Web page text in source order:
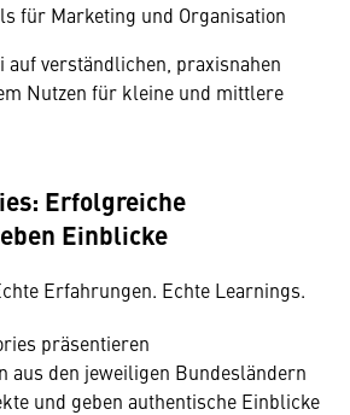
für Marketing und Organisation
auf verständlichen, praxisnahen
Nutzen für kleine und mittlere
Erfolgreiche
Einblicke
Erfahrungen. Echte Learnings.
präsentieren
aus den jeweiligen Bundesländern
und geben authentische Einblicke